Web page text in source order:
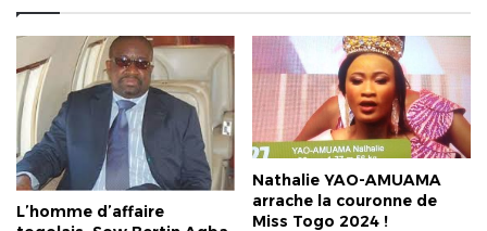
L’homme d’affaire
Nathalie YAO-AMUAMA
arrache la couronne de
Miss Togo 2024 !